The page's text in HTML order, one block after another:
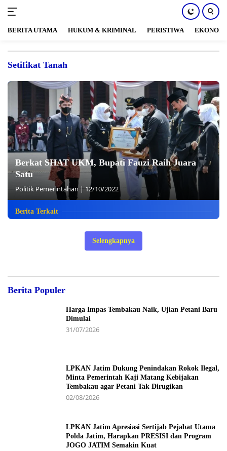
konten
BERITA UTAMA HUKUM & KRIMINAL PERISTIWA EKONOMI
Setifikat Tanah
Berkat SHAT UKM, Bupati Fauzi Raih Juara
Satu
Politik Pemerintahan |12/10/2022
Berita Terkait
Selengkapnya
Berita Populer
Harga Impas Tembakau Naik, Ujian Petani Baru
Dimulai
31/07/2026
LPKAN Jatim Dukung Penindakan Rokok Ilegal,
Minta Pemerintah Kaji Matang Kebijakan
Tembakau agar Petani Tak Dirugikan
02/08/2026
LPKAN Jatim Apresiasi Sertijab Pejabat Utama
Polda Jatim, Harapkan PRESISI dan Program
JOGO JATIM Semakin Kuat